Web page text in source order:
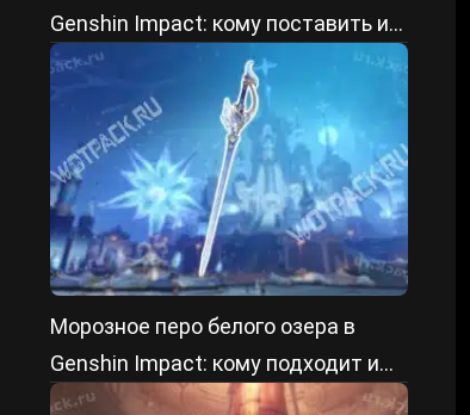
Genshin Impact: кому поставить и
как получить
Морозное перо белого озера в
Genshin Impact: кому подходит и
как прокачать